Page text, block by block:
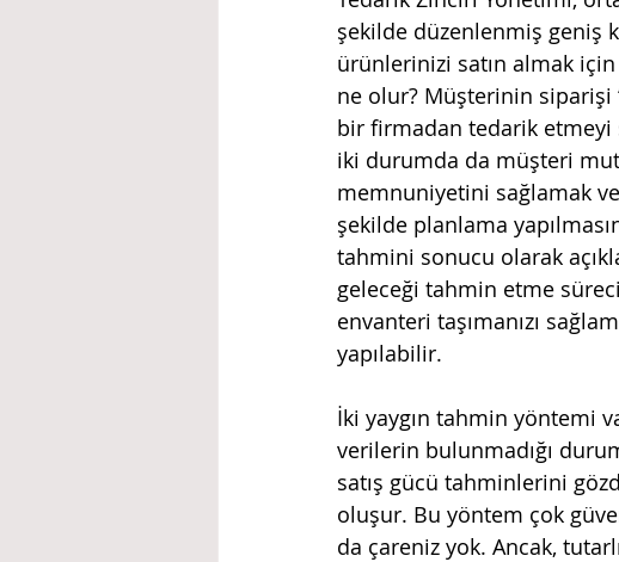
şekilde düzenlenmiş geniş
ürünlerinizi satın almak
ne olur? Müşterinin siparişi
bir firmadan tedarik etmeyi
iki durumda da müşteri
memnuniyetini sağlamak
şekilde planlama
tahmini sonucu olarak
geleceği tahmin etme
envanteri taşımanızı
yapılabilir.
İki yaygın tahmin yöntemi
verilerin bulunmadığı
satış gücü tahminlerini
oluşur. Bu yöntem çok
da çareniz yok. Ancak,